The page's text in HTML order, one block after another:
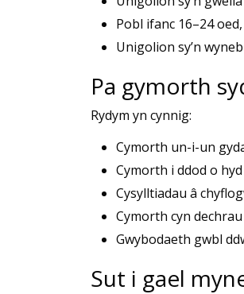
Pobl ifanc 16–24
Unigolion sy’n
Pa gymorth
Rydym yn cynnig:
Cymorth un-i-un
Cymorth i ddod o
Cysylltiadau â
Cymorth cyn
Gwybodaeth gwbl
Sut i gael